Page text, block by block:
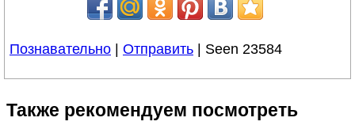
Познавательно | Отправить | Seen 23584
Также рекомендуем посмотреть